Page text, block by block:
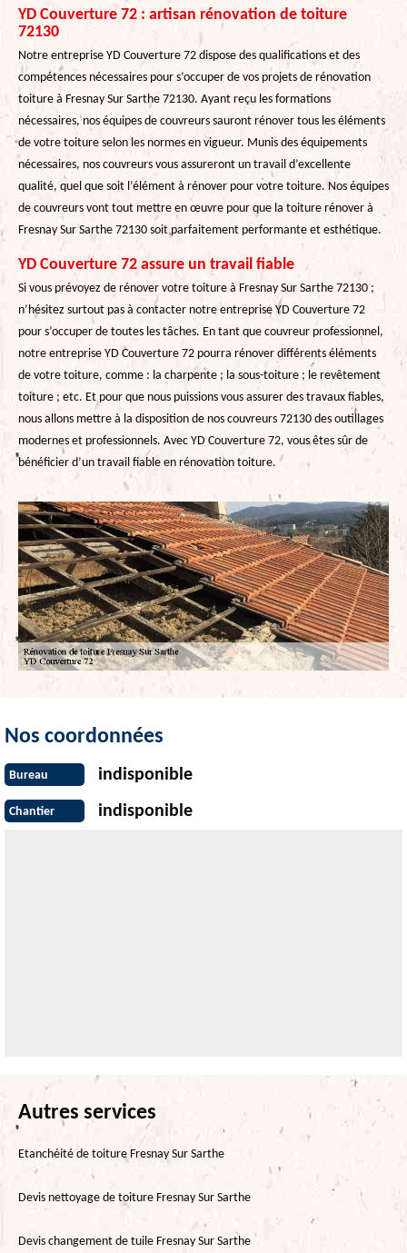
YD Couverture 72 : artisan rénovation de toiture
72130
Notre entreprise YD Couverture 72 dispose des qualifications et des
compétences nécessaires pour s’occuper de vos projets de rénovation
toiture à Fresnay Sur Sarthe 72130. Ayant reçu les formations
nécessaires, nos équipes de couvreurs sauront rénover tous les éléments
de votre toiture selon les normes en vigueur. Munis des équipements
nécessaires, nos couvreurs vous assureront un travail d’excellente
qualité, quel que soit l’élément à rénover pour votre toiture. Nos équipes
de couvreurs vont tout mettre en œuvre pour que la toiture rénover à
Fresnay Sur Sarthe 72130 soit parfaitement performante et esthétique.
YD Couverture 72 assure un travail fiable
Si vous prévoyez de rénover votre toiture à Fresnay Sur Sarthe 72130 ;
n’hésitez surtout pas à contacter notre entreprise YD Couverture 72
pour s’occuper de toutes les tâches. En tant que couvreur professionnel,
notre entreprise YD Couverture 72 pourra rénover différents éléments
de votre toiture, comme : la charpente ; la sous-toiture ; le revêtement
toiture ; etc. Et pour que nous puissions vous assurer des travaux fiables,
nous allons mettre à la disposition de nos couvreurs 72130 des outillages
modernes et professionnels. Avec YD Couverture 72, vous êtes sûr de
bénéficier d’un travail fiable en rénovation toiture.
Nos coordonnées
Bureau indisponible
Chantier indisponible
Autres services
Etanchéité de toiture Fresnay Sur Sarthe
Devis nettoyage de toiture Fresnay Sur Sarthe
Devis changement de tuile Fresnay Sur Sarthe